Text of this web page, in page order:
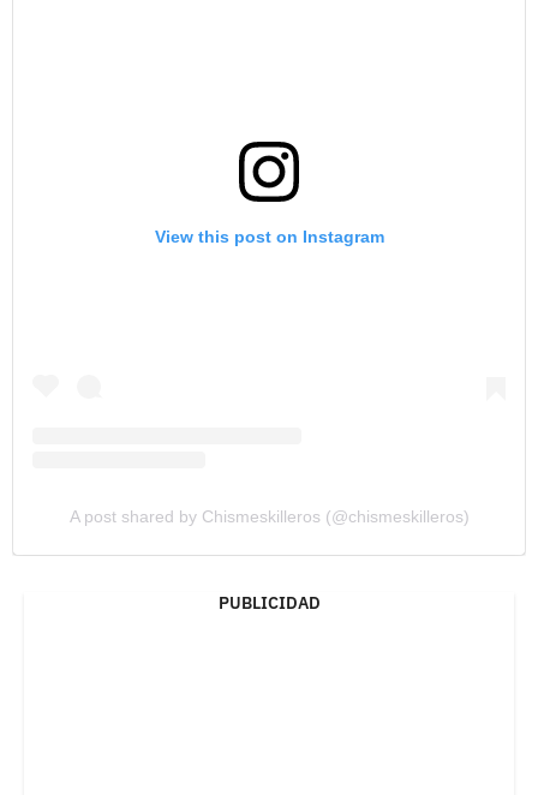
View this post on Instagram
A post shared by Chismeskilleros (@chismeskilleros)
PUBLICIDAD